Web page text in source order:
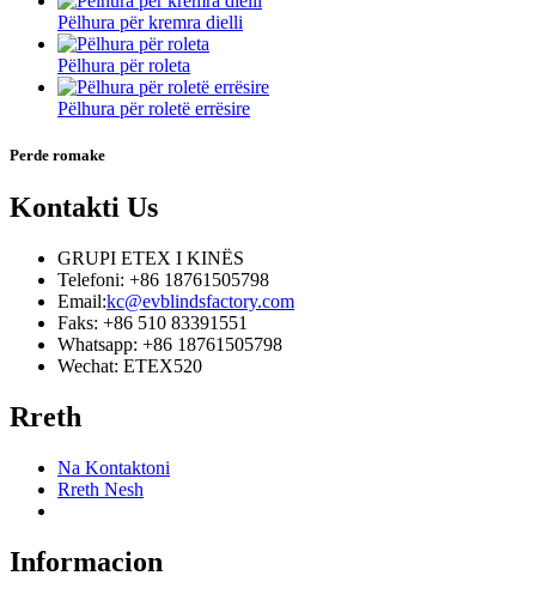
Pëlhura për kremra dielli
Pëlhura për roleta
Pëlhura për roletë errësire
Perde romake
Kontakti Us
GRUPI ETEX I KINËS
Telefoni: +86 18761505798
Email:kc@evblindsfactory.com
Faks: +86 510 83391551
Whatsapp: +86 18761505798
Wechat: ETEX520
Rreth
Na Kontaktoni
Rreth Nesh
Informacion